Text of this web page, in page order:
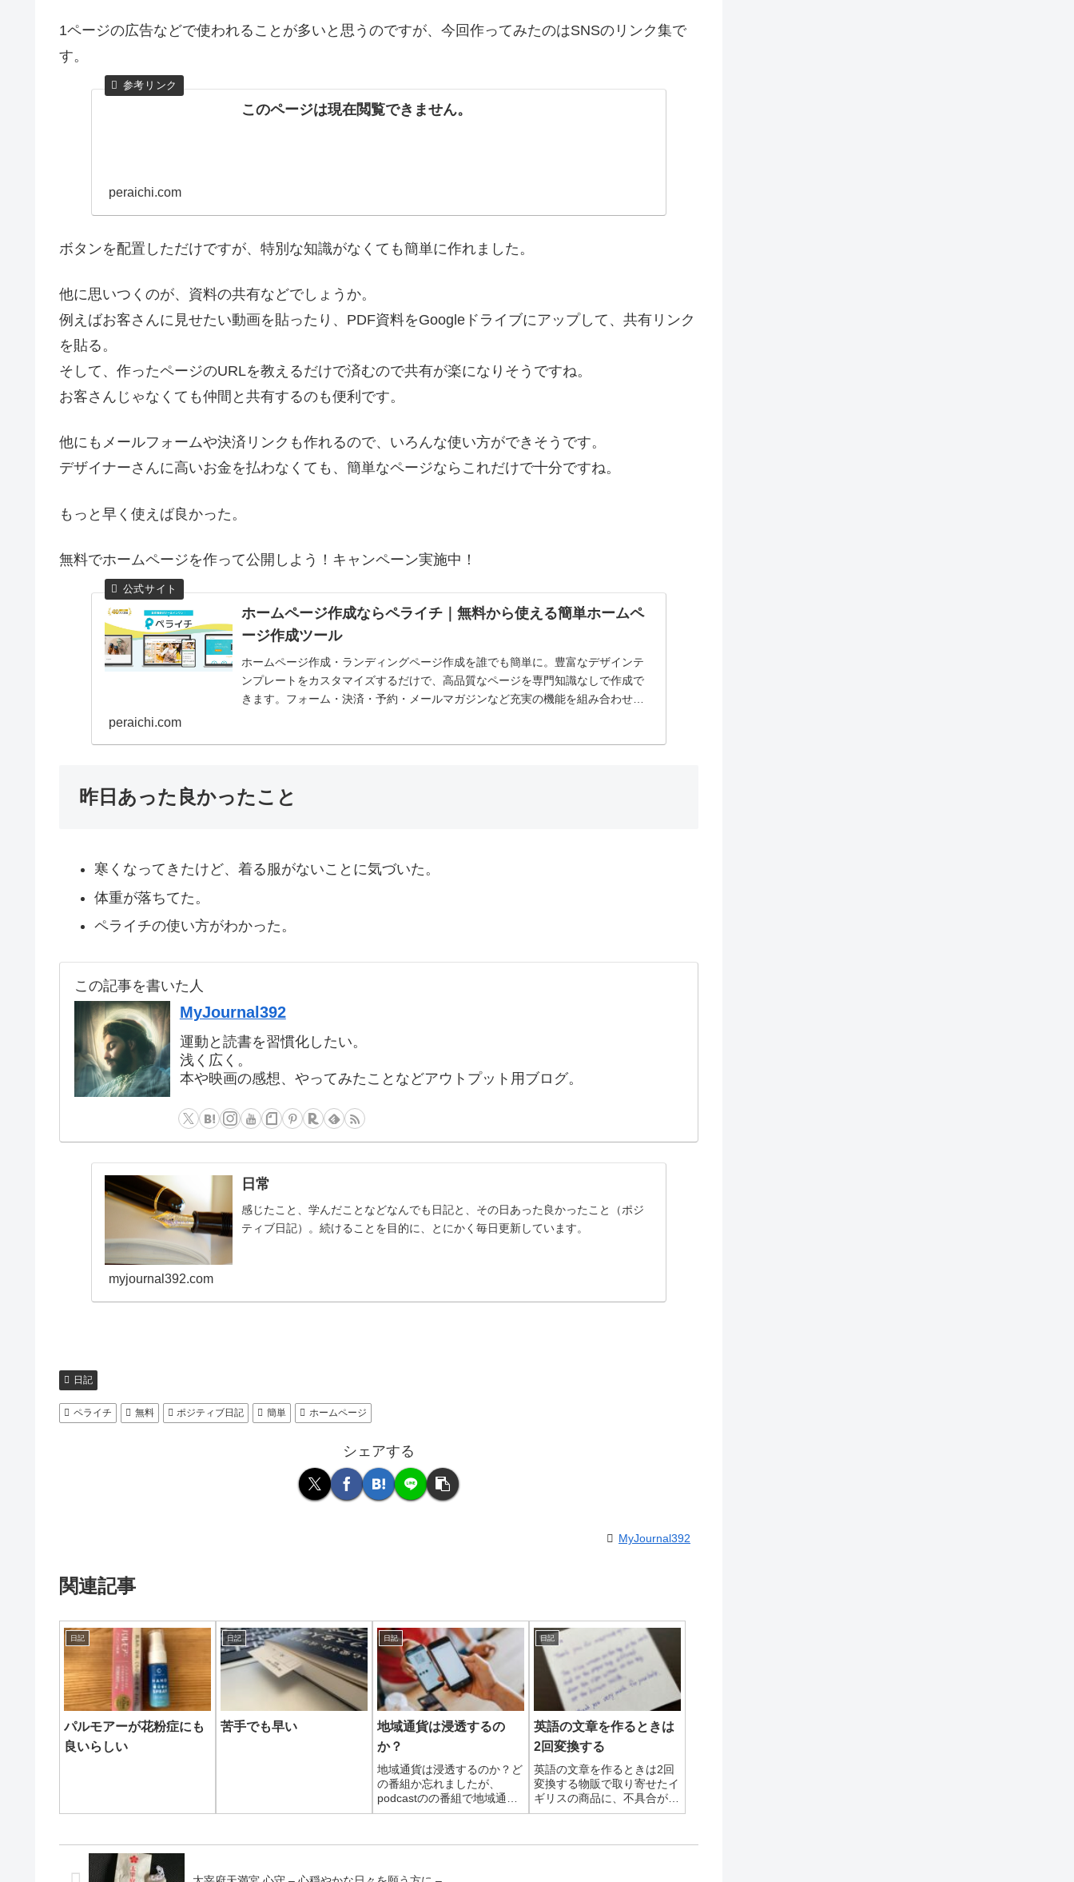
1ページの広告などで使われることが多いと思うのですが、今回作ってみたのはSNSのリンク集で
す。
このページは現在閲覧できません。
peraichi.com
ボタンを配置しただけですが、特別な知識がなくても簡単に作れました。
他に思いつくのが、資料の共有などでしょうか。
例えばお客さんに見せたい動画を貼ったり、PDF資料をGoogleドライブにアップして、共有リンク
を貼る。
そして、作ったページのURLを教えるだけで済むので共有が楽になりそうですね。
お客さんじゃなくても仲間と共有するのも便利です。
他にもメールフォームや決済リンクも作れるので、いろんな使い方ができそうです。
デザイナーさんに高いお金を払わなくても、簡単なページならこれだけで十分ですね。
もっと早く使えば良かった。
無料でホームページを作って公開しよう！キャンペーン実施中！
ホームページ作成ならペライチ｜無料から使える簡単ホームペ
ージ作成ツール
ホームページ作成・ランディングページ作成を誰でも簡単に。豊富なデザインテ
ンプレートをカスタマイズするだけで、高品質なページを専門知識なしで作成で
きます。フォーム・決済・予約・メールマガジンなど充実の機能を組み合わせて
peraichi.com
昨日あった良かったこと
寒くなってきたけど、着る服がないことに気づいた。
体重が落ちてた。
ペライチの使い方がわかった。
この記事を書いた人
MyJournal392
運動と読書を習慣化したい。
浅く広く。
本や映画の感想、やってみたことなどアウトプット用ブログ。
日常
感じたこと、学んだことなどなんでも日記と、その日あった良かったこと（ポジ
ティブ日記）。続けることを目的に、とにかく毎日更新しています。
myjournal392.com
日記
ペライチ 無料 ポジティブ日記 簡単 ホームページ
シェアする
MyJournal392
関連記事
日記
パルモアーが花粉症にも
良いらしい
日記
苦手でも早い
日記
地域通貨は浸透するの
か？
地域通貨は浸透するのか？ど
の番組か忘れましたが、
podcastのの番組で地域通貨
のことが話題になっていてこ
日記
英語の文章を作るときは
2回変換する
英語の文章を作るときは2回
変換する物販で取り寄せたイ
ギリスの商品に、不具合があ
ったので返品しました。購入